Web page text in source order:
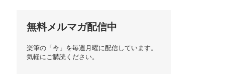
無料メルマガ配信中
楽筆の「今」を毎週月曜に配信しています。
気軽にご購読ください。